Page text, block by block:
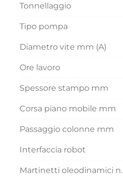
Tonnellaggio
Tipo pompa
Diametro vite mm (A)
Ore lavoro
Spessore stampo mm
Corsa piano mobile mm
Passaggio colonne mm
Interfaccia robot
Martinetti oleodinamici n.